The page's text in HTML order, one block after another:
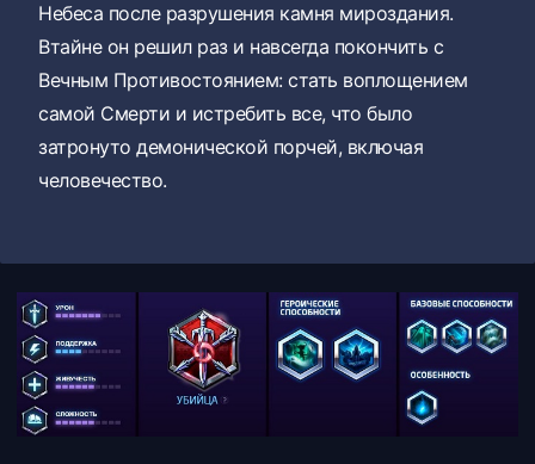
Небеса после разрушения камня мироздания.
Втайне он решил раз и навсегда покончить с
Вечным Противостоянием: стать воплощением
самой Смерти и истребить все, что было
затронуто демонической порчей, включая
человечество.